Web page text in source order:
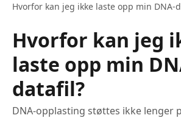
Hvorfor kan jeg ikke laste opp min DNA-
Hvorfor kan jeg
laste opp min
datafil?
DNA-opplasting støttes ikke lenger